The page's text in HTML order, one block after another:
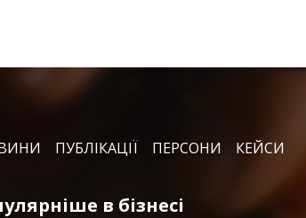
ПУБЛІКАЦІЇ ПЕРСОНИ КЕЙСИ
в бізнесі